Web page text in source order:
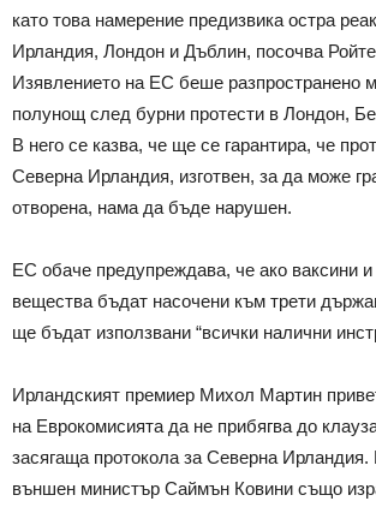
като това намерение предизвика остра
Ирландия, Лондон и Дъблин, посочва
Изявлението на ЕС беше разпространено
полунощ след бурни протести в Лондон,
В него се казва, че ще се гарантира, че
Северна Ирландия, изготвен, за да може
отворена, нама да бъде нарушен.
ЕС обаче предупреждава, че ако ваксини и
вещества бъдат насочени към трети
ще бъдат използвани “всички налични
Ирландският премиер Михол Мартин
на Еврокомисията да не прибягва до
засягаща протокола за Северна Ирландия.
външен министър Саймън Ковини също